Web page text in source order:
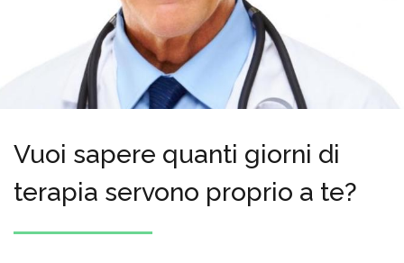
Vuoi sapere quanti giorni di
terapia servono proprio a te?